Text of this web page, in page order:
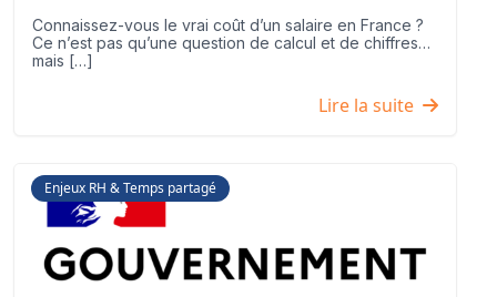
Connaissez-vous le vrai coût d’un salaire en France ?
Ce n’est pas qu’une question de calcul et de chiffres…
mais […]
Lire la suite
Enjeux RH & Temps partagé